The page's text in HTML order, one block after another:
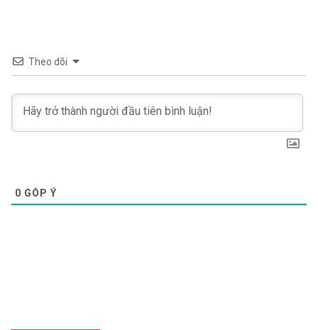
Theo dõi
0 GÓP Ý